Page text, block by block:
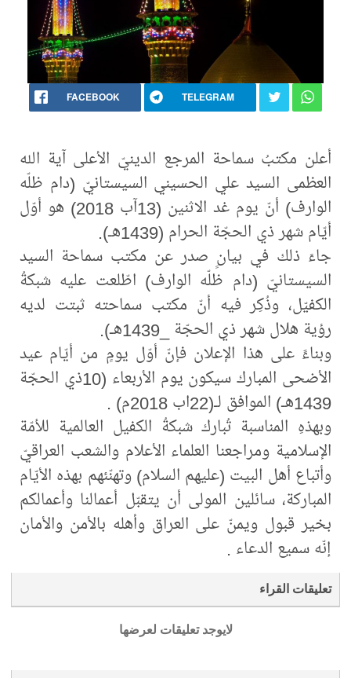
FACEBOOK TELEGRAM
أعلن مكتبُ سماحة المرجع الدينيّ الأعلى آية الله
العظمى السيد علي الحسيني السيستانيّ (دام ظلّه
الوارف) أنّ يوم غد الاثنين (13آب 2018) هو أوّل
أيّام شهر ذي الحجّة الحرام (1439هـ).
جاءَ ذلك في بيانٍ صدر عن مكتب سماحة السيد
السيستانيّ (دام ظلّه الوارف) اطّلعت عليه شبكةُ
الكفيّل، وذُكِر فيه أنّ مكتب سماحته ثبتت لديه
رؤية هلال شهر ذي الحجّة _1439هـ).
وبناءً على هذا الإعلان فإنّ أوّل يومٍ من أيّام عيد
الأضحى المبارك سيكون يوم الأربعاء (10ذي الحجّة
1439هـ) الموافق لـ(22اب 2018م) .
وبهذهِ المناسبة تُبارك شبكةُ الكفيل العالمية للأمّة
الإسلامية ومراجعنا العلماء الأعلام والشعب العراقيّ
وأتباع أهل البيت (عليهم السلام) وتهنّئهم بهذه الأيّام
المباركة، سائلين المولى أن يتقبّل أعمالنا وأعمالكم
بخير قبول ويمنّ على العراق وأهله بالأمن والأمان
إنّه سميع الدعاء .
تعليقات القراء
لايوجد تعليقات لعرضها